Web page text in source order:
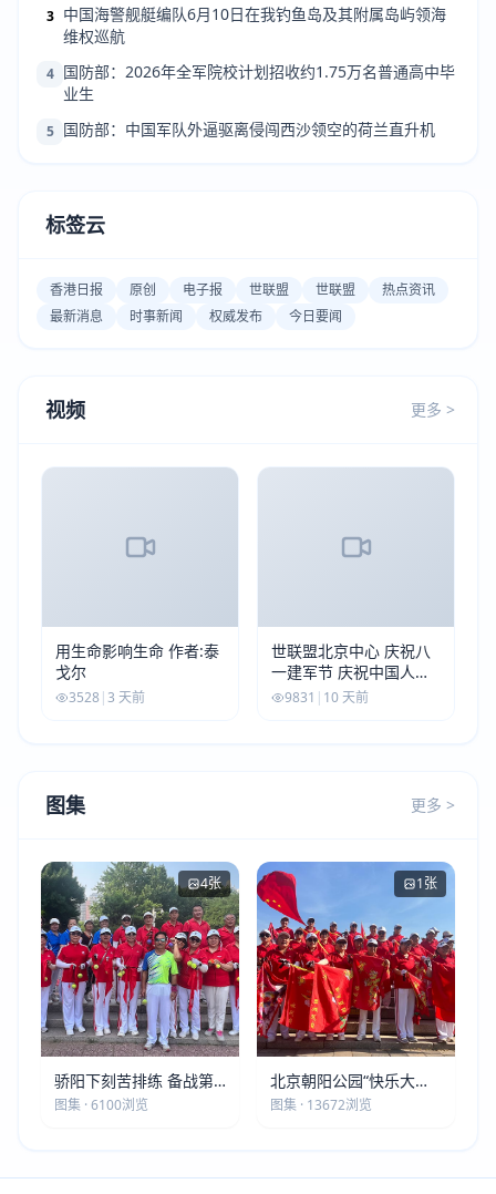
3 中国海警舰艇编队6月10日在我钓鱼岛及其附属岛屿领海
维权巡航
4 国防部：2026年全军院校计划招收约1.75万名普通高中毕
业生
5 国防部：中国军队外逼驱离侵闯西沙领空的荷兰直升机
标签云
香港日报 原创 电子报 世联盟 世联盟
热点资讯
最新消息
时事新闻 权威发布 今日要闻
视频 更多 >
用生命影响生命 作者:泰
戈尔
3528|3 天前
世联盟北京中心 庆祝八
一建军节 庆祝中国人民
解放军建军99周年
9831 | 10 天前
图集 更多 >
4张
骄阳下刻苦排练 备战第
五届莫斯科世界大健康运
图集 · 6100浏览
1张
北京朝阳公园“快乐大本
营”建党105周年庆祝活动
图集 · 13672浏览